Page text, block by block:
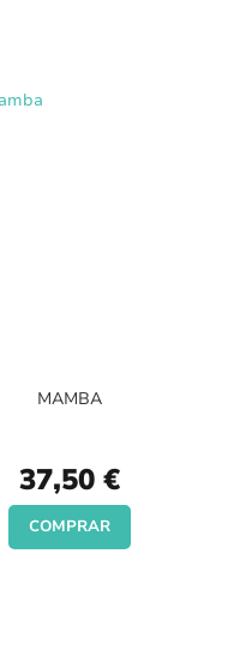
MAMBA
37,50 €
COMPRAR